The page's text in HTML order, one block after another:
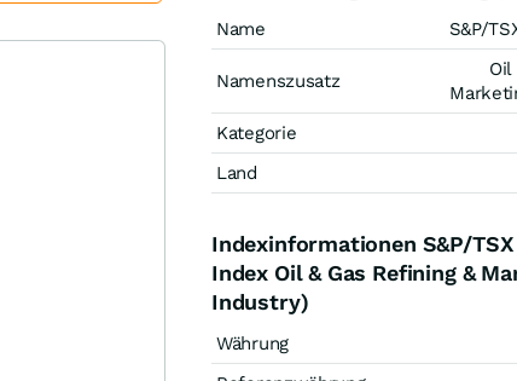
Name S&P/
Namenszusatz
Oil
Kategorie
Land
Indexinformationen S&P/
Index Oil & Gas Refining &
Industry)
Währung